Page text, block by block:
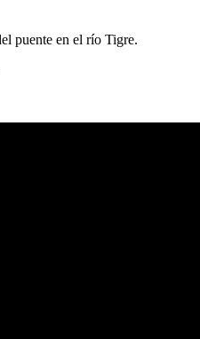
puente en el río Tigre.